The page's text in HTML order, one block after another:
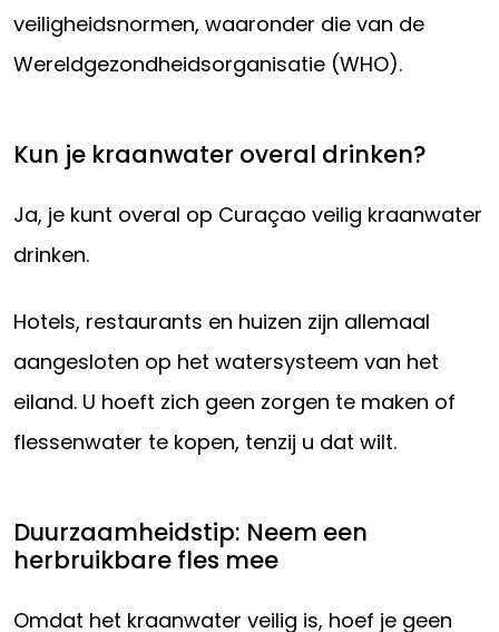
veiligheidsnormen, waaronder die van de
Wereldgezondheidsorganisatie (WHO).
Kun je kraanwater overal drinken?
Ja, je kunt overal op Curaçao veilig kraanwater
drinken.
Hotels, restaurants en huizen zijn allemaal
aangesloten op het watersysteem van het
eiland. U hoeft zich geen zorgen te maken of
flessenwater te kopen, tenzij u dat wilt.
Duurzaamheidstip: Neem een
herbruikbare fles mee
Omdat het kraanwater veilig is, hoef je geen